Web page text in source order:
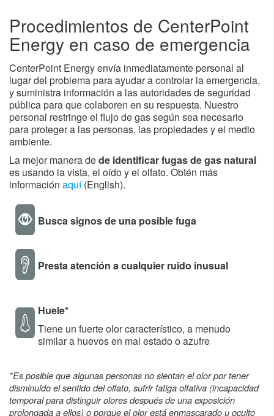
Procedimientos de CenterPoint
Energy en caso de emergencia​
CenterPoint Energy envía inmediatamente personal al
lugar del problema para ayudar a controlar la emergencia,
y suministra información a las autoridades de seguridad
pública para que colaboren en su respuesta. Nuestro
personal restringe el flujo de gas según sea necesario
para proteger a las personas, las propiedades y el medio
ambiente.​​
La mejor manera dede identificar fugas de gas natural
es usando la vista, el oído y el olfato. Obtén más
información aquí​(English).
Busca signos de una posible fuga
Presta atención a cualquier ruido inusual
Huele*​
Tiene un fuerte olor característico, a menudo
similar a huevos en mal estado o azufre
*​Es posible que algunas personas no sientan el olor por tener
disminuido el sentido del olfato, sufrir fatiga olfativa (incapacidad
temporal para distinguir olores después de una exposición
prolongada a ellos) o porque el olor está enmascarado u oculto